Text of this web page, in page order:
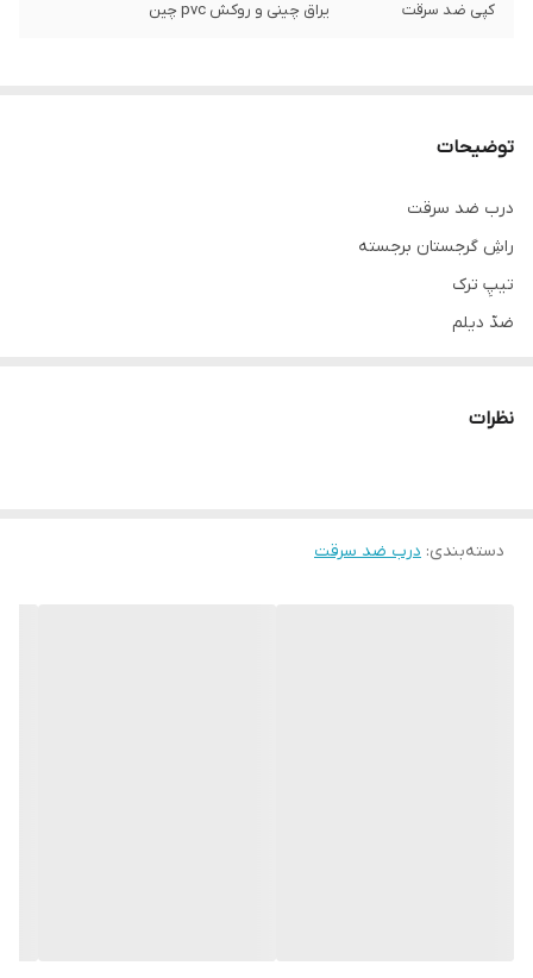
کپی ضد سرقت
یراق چینی و روکش pvc چین
توضیحات
درب ضد سرقت
راشِ گرجستان برجسته
تیپِ ترک
ضدّ دیلم
قفلِ دو تکه کاله ترکیه ۵ سال ضمانت
نظرات
دسته‌بندی: درب ضد سرقت